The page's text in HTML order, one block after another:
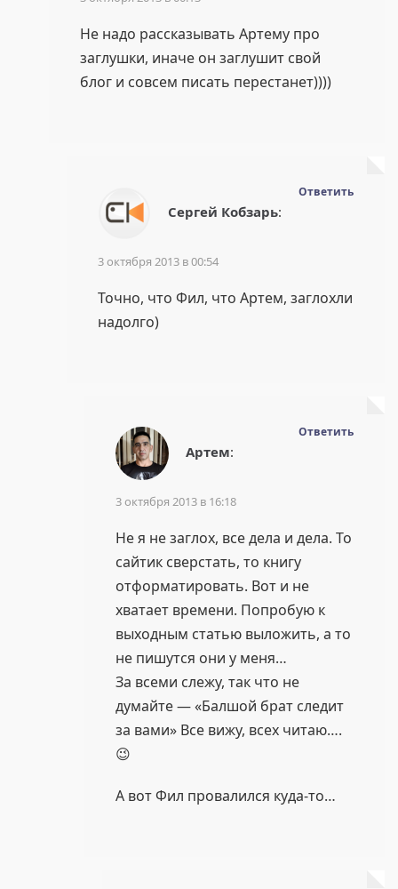
Не надо рассказывать Артему про
заглушки, иначе он заглушит свой
блог и совсем писать перестанет))))
Сергей Кобзарь:
3 октября 2013 в 00:54
Точно, что Фил, что Артем, заглохли
надолго)
Ответить
Артем:
3 октября 2013 в 16:18
Не я не заглох, все дела и дела. То
сайтик сверстать, то книгу
отформатировать. Вот и не
хватает времени. Попробую к
выходным статью выложить, а то
не пишутся они у меня…
За всеми слежу, так что не
думайте — «Балшой брат следит
за вами» Все вижу, всех читаю….
😉
А вот Фил провалился куда-то…
Ответить